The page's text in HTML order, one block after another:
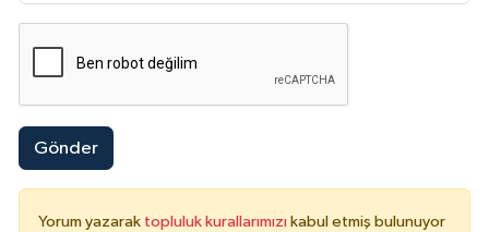
Gönder
Yorum yazarak topluluk kurallarımızı kabul etmiş bulunuyor